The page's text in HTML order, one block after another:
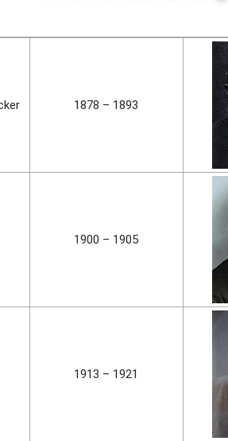
1878 – 1893
1900 – 1905
1913 – 1921